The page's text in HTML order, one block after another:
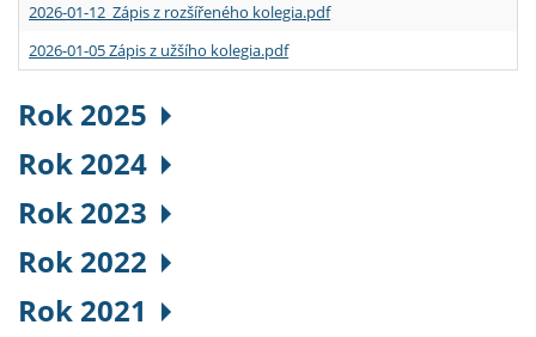
2026-01-12 Zápis z rozšířeného kolegia.pdf
2026-01-05 Zápis z užšího kolegia.pdf
Rok 2025
Rok 2024
Rok 2023
Rok 2022
Rok 2021